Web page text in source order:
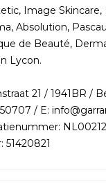
Image Skincare,
Absolution,
de Beauté,
Lycon.
21 / 1941BR /
/ E: